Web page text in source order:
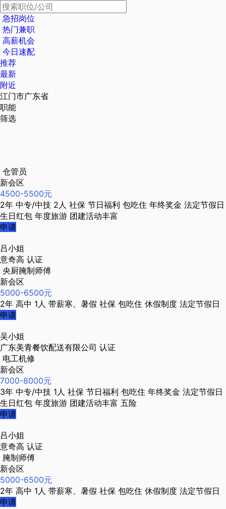
急招岗位
热门兼职
高薪机会
今日速配
推荐
最新
附近
江门市广东省
职能
筛选
仓管员
新会区
4500-5500元
2年 中专/中技 2人 社保 节日福利 包吃住 年终奖金 法定节假日
生日红包 年度旅游 团建活动丰富
申请
吕小姐
意奇高 认证
央厨腌制师傅
新会区
5000-6500元
2年 高中 1人 带薪寒、暑假 社保 包吃住 休假制度 法定节假日
申请
吴小姐
广东美青餐饮配送有限公司 认证
电工机修
新会区
7000-8000元
3年 中专/中技 1人 社保 节日福利 包吃住 年终奖金 法定节假日
生日红包 年度旅游 团建活动丰富 五险
申请
吕小姐
意奇高 认证
腌制师傅
新会区
5000-6500元
2年 高中 1人 带薪寒、暑假 社保 包吃住 休假制度 法定节假日
申请